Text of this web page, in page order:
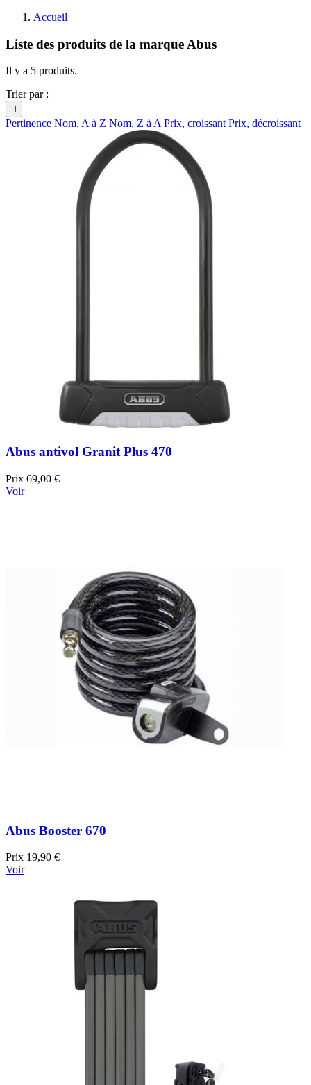
Accueil
Liste des produits de la marque Abus
Il y a 5 produits.
Trier par :

Pertinence Nom, A à Z Nom, Z à APrix, croissantPrix, décroissant
Abus antivol Granit Plus 470
Prix 69,00 €
Voir
Abus Booster 670
Prix 19,90 €
Voir